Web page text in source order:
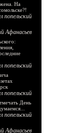
На
попельский
Афанасьев
попельский
попельский
День
попельский
Афанасьев